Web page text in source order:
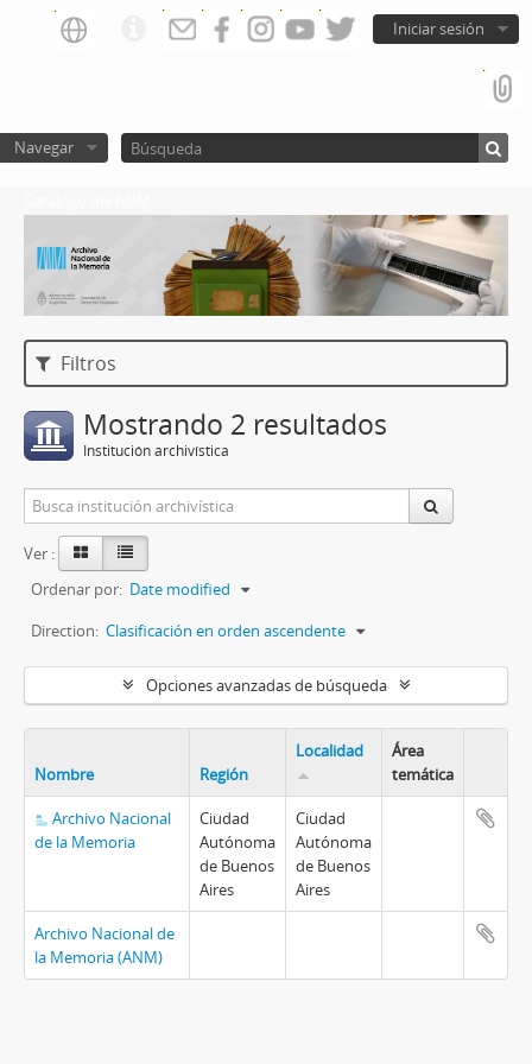
Iniciar sesión
Navegar
Filtros
Mostrando 2 resultados
Institución archivística
Ver :
Ordenar por: Date modified
Direction: Clasificación en orden ascendente
Opciones avanzadas de búsqueda
Nombre Región
Localidad
Área
temática
Archivo Nacional
de la Memoria
Ciudad
Autónoma
de Buenos
Aires
Ciudad
Autónoma
de Buenos
Aires
Archivo Nacional de
la Memoria (ANM)